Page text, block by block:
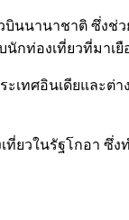
นนานาชาติ ซึ่งช่
นักท่องเที่ยวที่มาเ
เทศอินเดียและต่
วในรัฐโกอา ซึ่ง